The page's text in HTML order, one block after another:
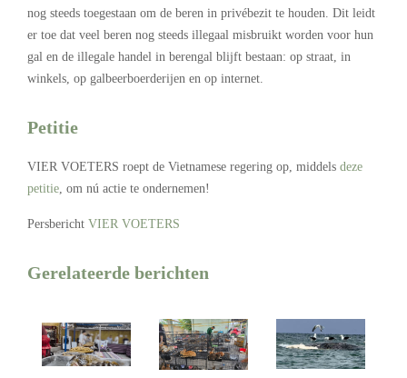
nog steeds toegestaan om de beren in privébezit te houden. Dit leidt
er toe dat veel beren nog steeds illegaal misbruikt worden voor hun
gal en de illegale handel in berengal blijft bestaan: op straat, in
winkels, op galbeerboerderijen en op internet.
Petitie
VIER VOETERS roept de Vietnamese regering op, middels deze
petitie, om nú actie te ondernemen!
Persbericht VIER VOETERS
Gerelateerde berichten